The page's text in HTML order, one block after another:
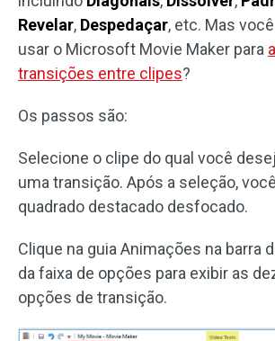
Revelar, Despedaçar, etc. Mas
usar o Microsoft Movie Maker para
transições entre clipes?
Os passos são:
Selecione o clipe do qual você
uma transição. Após a seleção,
quadrado destacado desfocado.
Clique na guia Animações na barra
da faixa de opções para exibir as
opções de transição.